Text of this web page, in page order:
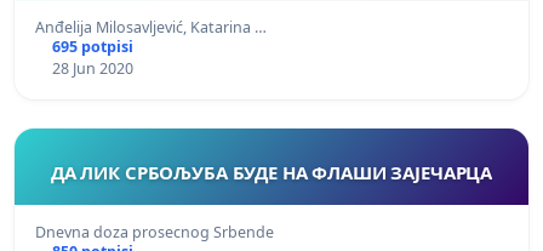
Anđelija Milosavljević, Katarina …
695 potpisi
28 Jun 2020
ДА ЛИК СРБОЉУБА БУДЕ НА ФЛАШИ ЗАЈЕЧАРЦА
Dnevna doza prosecnog Srbende